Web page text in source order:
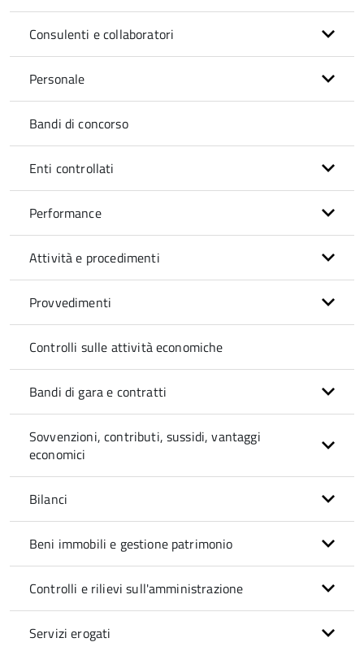
Consulenti e collaboratori
Personale
Bandi di concorso
Enti controllati
Performance
Attività e procedimenti
Provvedimenti
Controlli sulle attività economiche
Bandi di gara e contratti
Sovvenzioni, contributi, sussidi, vantaggi
economici
Bilanci
Beni immobili e gestione patrimonio
Controlli e rilievi sull'amministrazione
Servizi erogati